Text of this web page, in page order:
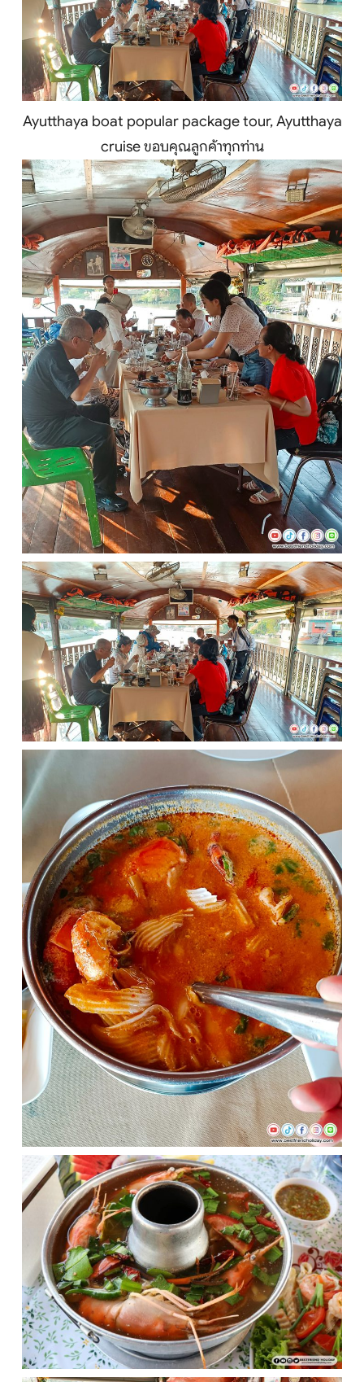
โปรไฟไหม้
ทัวร์ในประเทศ
จัดกรุ๊ปในประเทศ
เรือเจ้าพระยา
บริการอื่นๆ
ติดต่อเรา
Search
Ayutthaya boat popular package tour, Ayutthaya
cruise ขอบคุณลูกค้าทุกท่าน